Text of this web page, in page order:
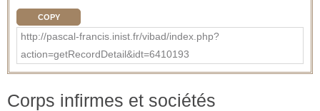
COPY
http://pascal-francis.inist.fr/vibad/index.php?
action=getRecordDetail&idt=6410193
Corps infirmes et sociétés